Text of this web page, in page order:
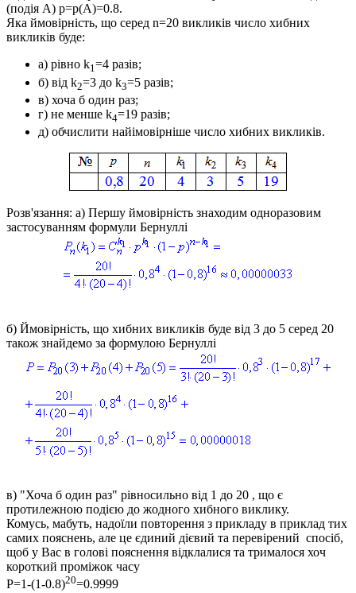
(подія A) p=p(A)=0.8.
Яка ймовірність, що серед n=20 викликів число хибних
викликів буде:
а) рівно k1=4 разів;
б) від k2=3 до k3=5 разів;
в) хоча б один раз;
г) не менше k4=19 разів;
д) обчислити найімовірніше число хибних викликів.
Розв'язання: а) Першу ймовірність знаходим одноразовим
застосуванням формули Бернуллі
б) Ймовірність, що хибних викликів буде від 3 до 5 серед 20
також знайдемо за формулою Бернуллі
в) "Хоча б один раз" рівносильно від 1 до 20 , що є
протилежною подією до жодного хибного виклику.
Комусь, мабуть, надоїли повторення з прикладу в приклад тих
самих пояснень, але це єдиний дієвий та перевірений спосіб,
щоб у Вас в голові пояснення відклалися та трималося хоч
короткий проміжок часу
P=1-(1-0.8)20=0.9999